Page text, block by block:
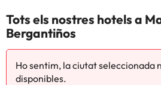
Tots els nostres hotels a
Bergantiños
Ho sentim, la ciutat seleccionada
disponibles.